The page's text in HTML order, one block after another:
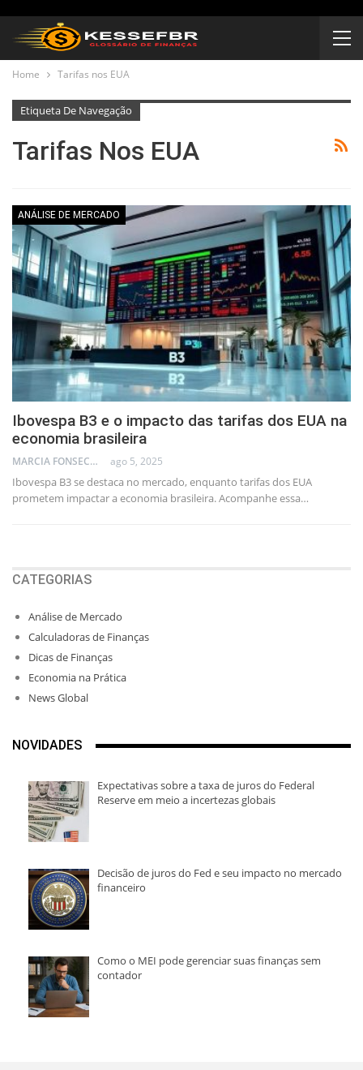
Home Tarifas nos EUA
Etiqueta De Navegação
Tarifas Nos EUA
ANÁLISE DE MERCADO
Ibovespa B3 e o impacto das tarifas dos EUA na
economia brasileira
MARCIA FONSECA - FINANCIAL CONSULTANT ago 5, 2025
Ibovespa B3 se destaca no mercado, enquanto tarifas dos EUA
prometem impactar a economia brasileira. Acompanhe essa…
CATEGORIAS
Análise de Mercado
Calculadoras de Finanças
Dicas de Finanças
Economia na Prática
News Global
NOVIDADES
Expectativas sobre a taxa de juros do Federal
Reserve em meio a incertezas globais
Decisão de juros do Fed e seu impacto no mercado
financeiro
Como o MEI pode gerenciar suas finanças sem
contador